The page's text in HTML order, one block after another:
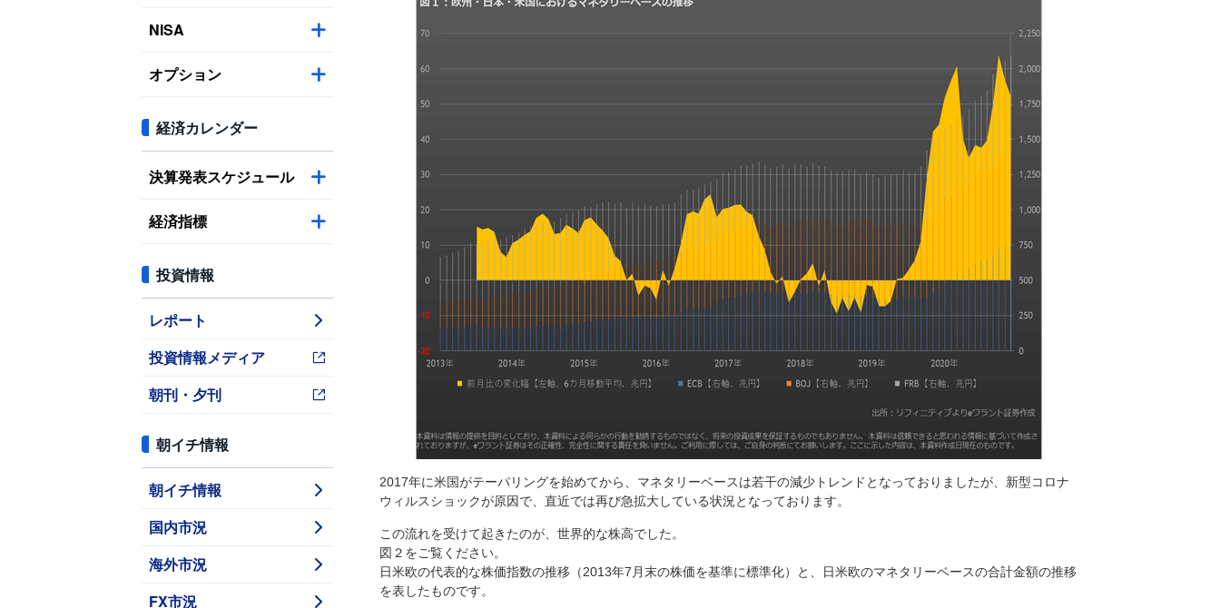
NISA
オプション
経済カレンダー
決算発表スケジュール
経済指標
投資情報
レポート
投資情報メディア
朝刊・夕刊
朝イチ情報
朝イチ情報
国内市況
海外市況
FX市況
2017年に米国がテーパリングを始めてから、マネタリーベースは若干の減少トレンドとなっておりましたが、新型コロナ
ウィルスショックが原因で、直近では再び急拡大している状況となっております。
この流れを受けて起きたのが、世界的な株高でした。
図２をご覧ください。
日米欧の代表的な株価指数の推移（2013年7月末の株価を基準に標準化）と、日米欧のマネタリーベースの合計金額の推移
を表したものです。